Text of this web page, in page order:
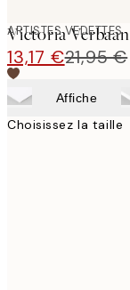
ARTISTES VEDETTES
Victoria
13,17 €21,95 €
Affiche
Choisissez la taille